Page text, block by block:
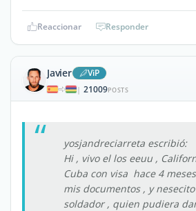
Reaccionar Responder
Javier ViP
| 21009POSTS
yosjandreciarreta escribió:
Hi , vivo el los eeuu ,
Cuba con visa hace 4
mis documentos , y
soldador , quien pudiera